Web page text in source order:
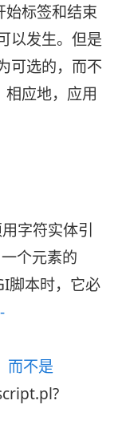
始标签和结束
以发生。但是
可选的，而不
应地，应用
字符实体引
个元素的
脚本时，它必
而不是